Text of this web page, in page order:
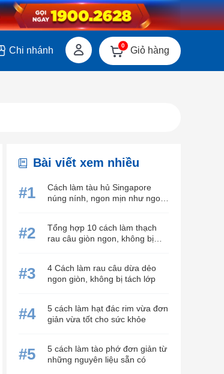
Chi nhánh 0 Giỏ hàng
Bài viết xem nhiều
#1
Cách làm tàu hủ Singapore
núng nính, ngon mịn như ngoài
#2
Tổng hợp 10 cách làm thạch
rau câu giòn ngon, không bị
#3
4 Cách làm rau câu dừa dẻo
ngon giòn, không bị tách lớp
#4
5 cách làm hạt đác rim vừa đơn
giản vừa tốt cho sức khỏe
#5
5 cách làm tào phớ đơn giản từ
những nguyên liệu sẵn có